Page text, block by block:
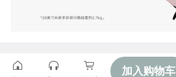
加入购物车